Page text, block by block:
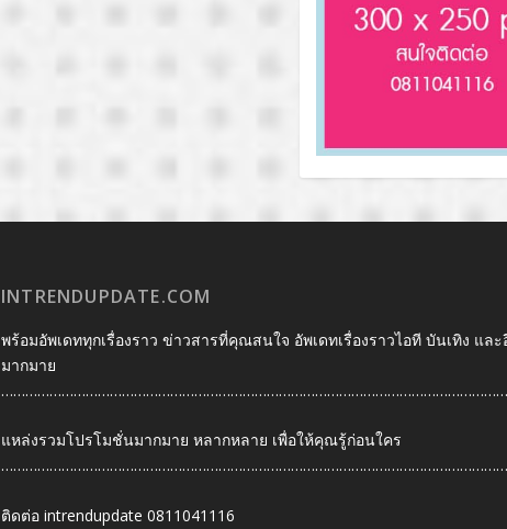
INTRENDUPDATE.COM
พร้อมอัพเดททุกเรื่องราว ข่าวสารที่คุณสนใจ อัพเดทเรื่องราวไอที บันเทิง แล
มากมาย
แหล่งรวมโปรโมชั่นมากมาย หลากหลาย เพื่อให้คุณรู้ก่อนใคร
ติดต่อ intrendupdate 0811041116